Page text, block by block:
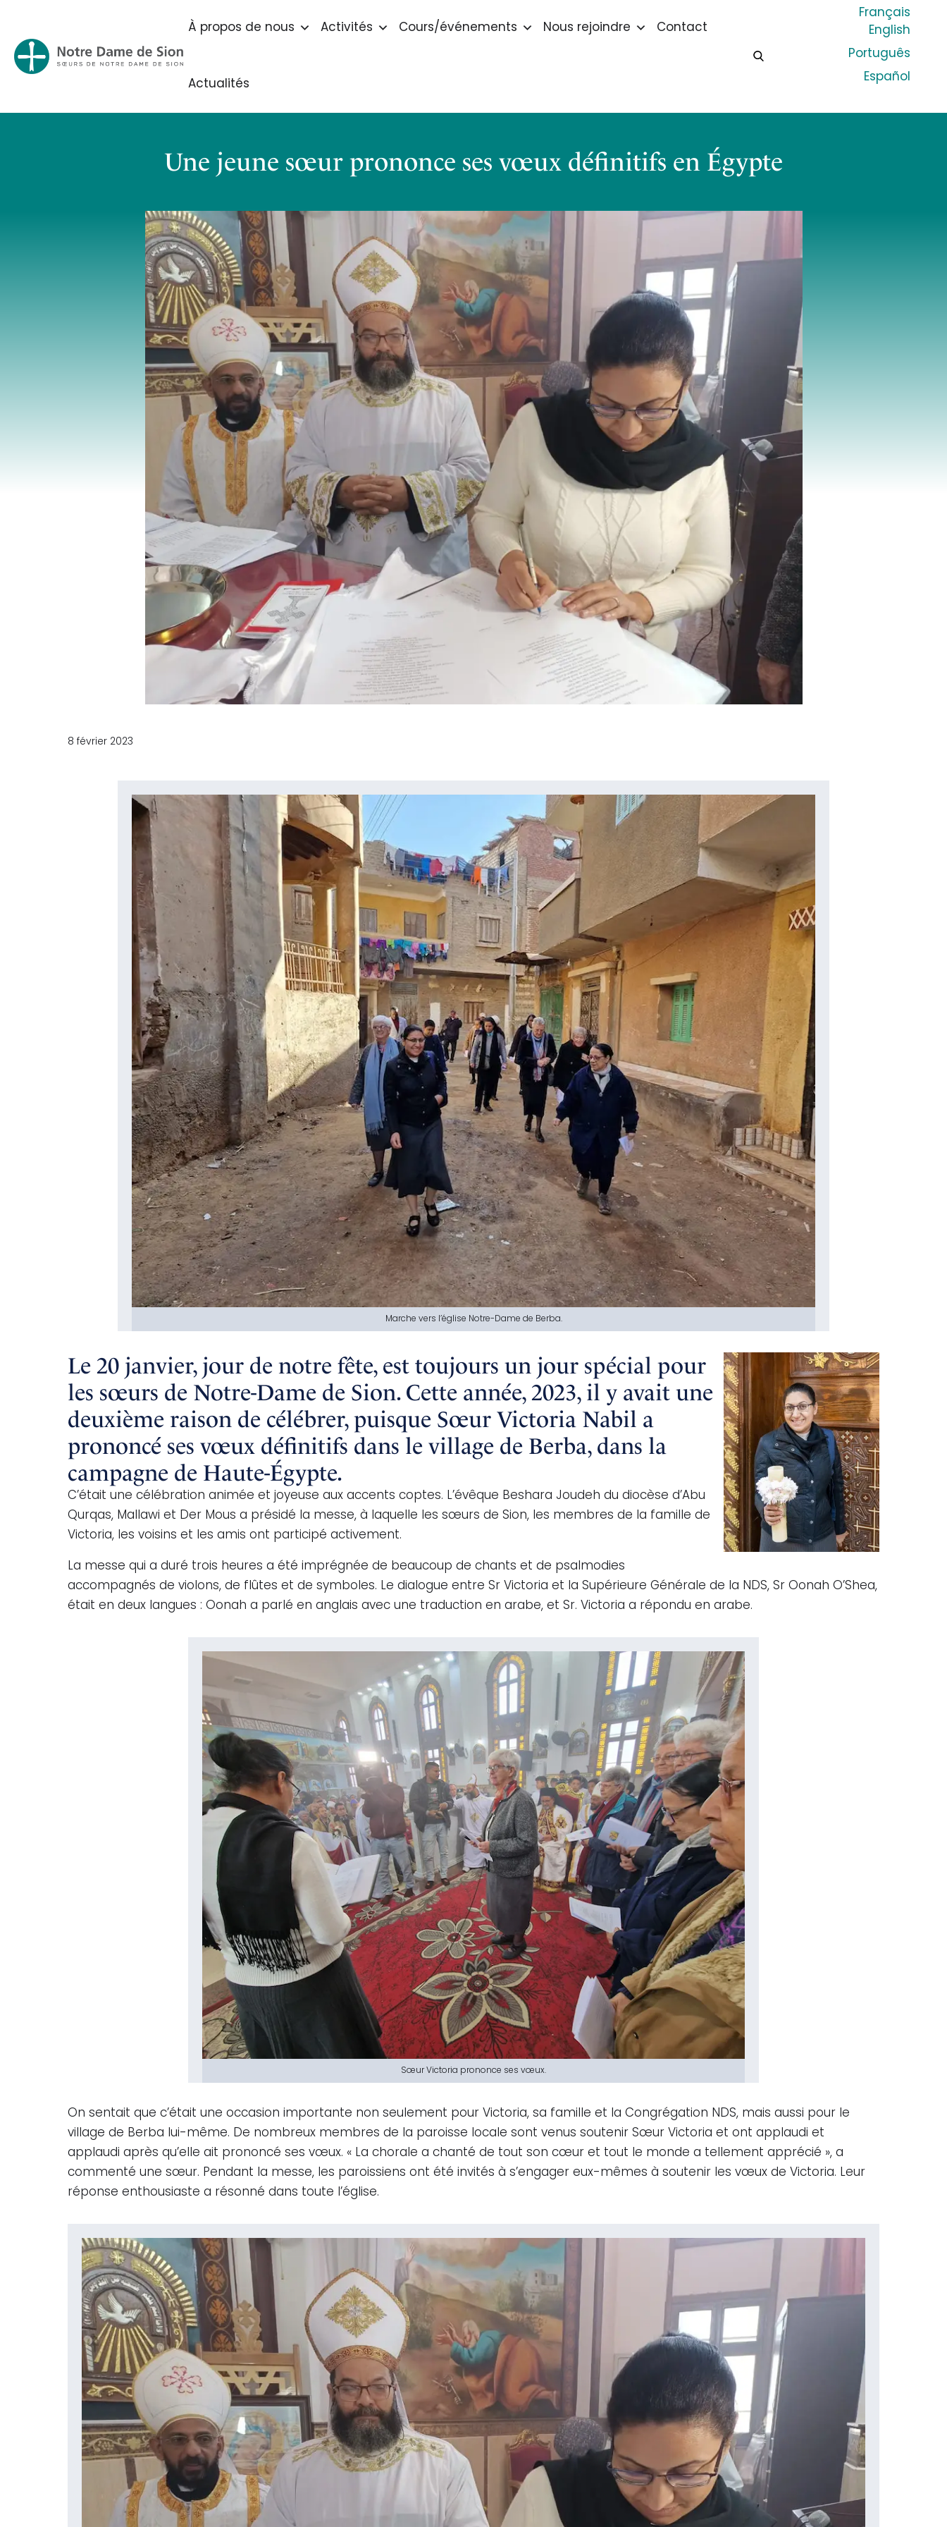
À propos de nous Activités Cours/événements Nous rejoindre Contact
Actualités
Français
English
Português
Español
Une jeune sœur prononce ses vœux définitifs en Égypte
8 février 2023
Marche vers l’église Notre-Dame de Berba.
Le 20 janvier, jour de notre fête, est toujours un jour spécial pour
les sœurs de Notre-Dame de Sion. Cette année, 2023, il y avait une
deuxième raison de célébrer, puisque Sœur Victoria Nabil a
prononcé ses vœux définitifs dans le village de Berba, dans la
campagne de Haute-Égypte.
C’était une célébration animée et joyeuse aux accents coptes. L’évêque Beshara Joudeh du diocèse d’Abu
Qurqas, Mallawi et Der Mous a présidé la messe, à laquelle les sœurs de Sion, les membres de la famille de
Victoria, les voisins et les amis ont participé activement.
La messe qui a duré trois heures a été imprégnée de beaucoup de chants et de psalmodies
accompagnés de violons, de flûtes et de symboles. Le dialogue entre Sr Victoria et la Supérieure Générale de la NDS, Sr Oonah O’Shea,
était en deux langues : Oonah a parlé en anglais avec une traduction en arabe, et Sr. Victoria a répondu en arabe.
Sœur Victoria prononce ses vœux.
On sentait que c’était une occasion importante non seulement pour Victoria, sa famille et la Congrégation NDS, mais aussi pour le
village de Berba lui-même. De nombreux membres de la paroisse locale sont venus soutenir Sœur Victoria et ont applaudi et
applaudi après qu’elle ait prononcé ses vœux. « La chorale a chanté de tout son cœur et tout le monde a tellement apprécié », a
commenté une sœur. Pendant la messe, les paroissiens ont été invités à s’engager eux-mêmes à soutenir les vœux de Victoria. Leur
réponse enthousiaste a résonné dans toute l’église.